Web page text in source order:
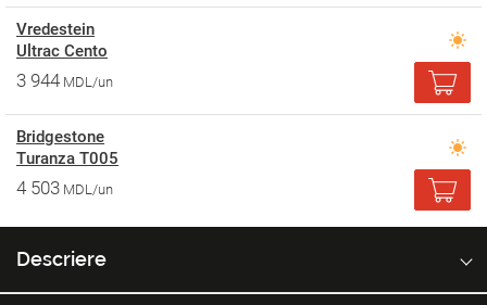
Vredestein
Ultrac Cento
3 944 MDL/un
Bridgestone
Turanza T005
4 503 MDL/un
Descriere